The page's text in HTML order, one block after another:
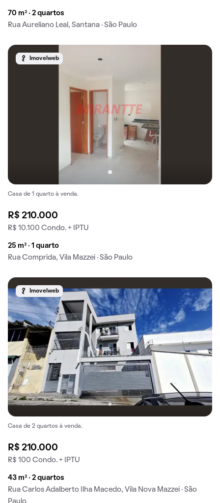
70 m² · 2 quartos
Rua Aureliano Leal, Santana · São Paulo
Imovelweb
Casa de 1 quarto à venda.
R$ 210.000
R$ 10.100 Condo. + IPTU
25 m² · 1 quarto
Rua Comprida, Vila Mazzei · São Paulo
Imovelweb
Casa de 2 quartos à venda.
R$ 210.000
R$ 100 Condo. + IPTU
43 m² · 2 quartos
Rua Carlos Adalberto Ilha Macedo, Vila Nova Mazzei · São
Paulo